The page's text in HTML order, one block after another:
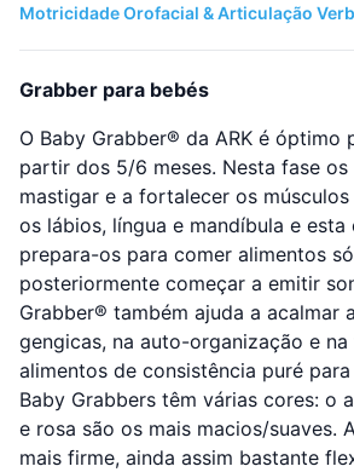
Motricidade Orofacial & Articulação
Grabber para bebés
O Baby Grabber® da ARK é óptimo
partir dos 5/6 meses. Nesta fase os
mastigar e a fortalecer os
os lábios, língua e mandíbula e
prepara-os para comer alimentos
posteriormente começar a emitir
Grabber® também ajuda a acalmar
gengicas, na auto-organização e
alimentos de consistência puré
Baby Grabbers têm várias cores: o
e rosa são os mais macios/suaves.
mais firme, ainda assim bastante